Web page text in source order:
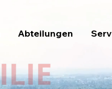
Abteilungen